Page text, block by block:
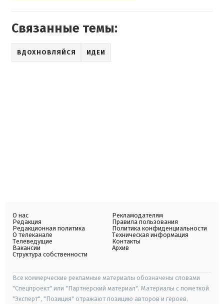
Связанные темы:
ВДОХНОВЛЯЙСЯ ИДЕИ
О нас
Редакция
Редакционная политика
О телеканале
Телеведущие
Вакансии
Структура собственности
Рекламодателям
Правила пользования
Политика конфиденциальности
Техническая информация
Контакты
Архив
Все коммерческие рекламные материалы обозначены словами
"Спецпроект" или "Партнерский материал". Материалы с пометкой
"Эксперт", "Позиция" отражают позицию авторов и героев.